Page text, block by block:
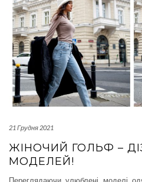
21 Грудня 2021
ЖІНОЧИЙ ГОЛЬФ –
МОДЕЛЕЙ!